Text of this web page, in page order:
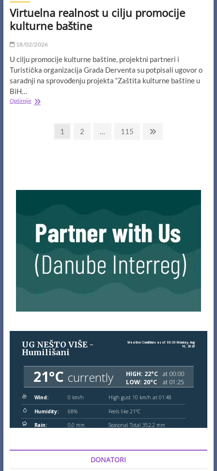
Virtuelna realnost u cilju promocije
kulturne baštine
18/02/2026
U cilju promocije kulturne baštine, projektni partneri i
Turistička organizacija Grada Derventa su potpisali ugovor o
saradnji na sprovođenju projekta “Zaštita kulturne baštine u
BiH…
OpširnijeVirtuelna
NavigacijaPage
1 Page
2 … Page
115
DONATORI